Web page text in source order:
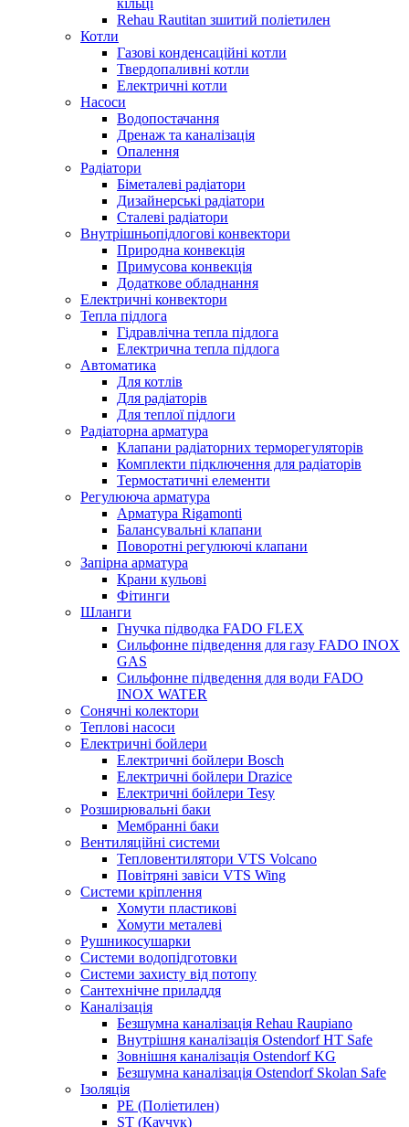
кільці
Rehau Rautitan зшитий поліетилен
Котли
Газові конденсаційні котли
Твердопаливні котли
Електричні котли
Насоси
Водопостачання
Дренаж та каналізація
Опалення
Радіатори
Біметалеві радіатори
Дизайнерські радіатори
Сталеві радіатори
Внутрішньопідлогові конвектори
Природна конвекція
Примусова конвекція
Додаткове обладнання
Електричні конвектори
Тепла підлога
Гідравлічна тепла підлога
Електрична тепла підлога
Автоматика
Для котлів
Для радіаторів
Для теплої підлоги
Радіаторна арматура
Клапани радіаторних терморегуляторів
Комплекти підключення для радіаторів
Термостатичні елементи
Регулююча арматура
Арматура Rigamonti
Балансувальні клапани
Поворотні регулюючі клапани
Запірна арматура
Крани кульові
Фітинги
Шланги
Гнучка підводка FADO FLEX
Сильфонне підведення для газу FADO INOX
GAS
Сильфонне підведення для води FADO
INOX WATER
Сонячні колектори
Теплові насоси
Електричні бойлери
Електричні бойлери Bosch
Електричні бойлери Drazice
Електричні бойлери Tesy
Розширювальні баки
Мембранні баки
Вентиляційні системи
Тепловентилятори VTS Volcano
Повітряні завіси VTS Wing
Системи кріплення
Хомути пластикові
Хомути металеві
Рушникосушарки
Системи водопідготовки
Системи захисту від потопу
Сантехнічне приладдя
Каналізація
Безшумна каналізація Rehau Raupiano
Внутрішня каналізація Ostendorf HT Safe
Зовнішня каналізація Ostendorf KG
Безшумна каналізація Ostendorf Skolan Safe
Ізоляція
PE (Поліетилен)
ST (Каучук)